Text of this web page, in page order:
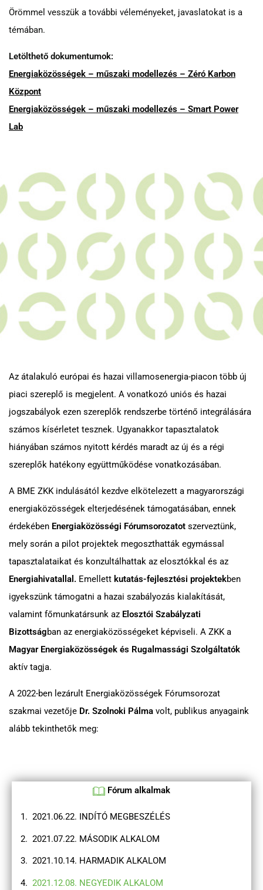
Örömmel vesszük a további véleményeket, javaslatokat is a
témában.
Letölthető dokumentumok:
Energiaközösségek – műszaki modellezés – Zéró Karbon
Központ
Energiaközösségek – műszaki modellezés – Smart Power
Lab
Az átalakuló európai és hazai villamosenergia-piacon több új
piaci szereplő is megjelent. A vonatkozó uniós és hazai
jogszabályok ezen szereplők rendszerbe történő integrálására
számos kísérletet tesznek. Ugyanakkor tapasztalatok
hiányában számos nyitott kérdés maradt az új és a régi
szereplők hatékony együttműködése vonatkozásában.
A BME ZKK indulásától kezdve elkötelezett a magyarországi
energiaközösségek elterjedésének támogatásában, ennek
érdekében Energiaközösségi Fórumsorozatot szerveztünk,
mely során a pilot projektek megoszthatták egymással
tapasztalataikat és konzultálhattak az elosztókkal és az
Energiahivatallal. Emellett kutatás-fejlesztési projektekben
igyekszünk támogatni a hazai szabályozás kialakítását,
valamint főmunkatársunk az Elosztói Szabályzati
Bizottságban az energiaközösségeket képviseli. A ZKK a
Magyar Energiaközösségek és Rugalmassági Szolgáltatók
aktív tagja.
A 2022-ben lezárult Energiaközösségek Fórumsorozat
szakmai vezetője Dr. Szolnoki Pálma volt, publikus anyagaink
alább tekinthetők meg:
Fórum alkalmak
2021.06.22. INDÍTÓ MEGBESZÉLÉS
2021.07.22. MÁSODIK ALKALOM
2021.10.14. HARMADIK ALKALOM
2021.12.08. NEGYEDIK ALKALOM